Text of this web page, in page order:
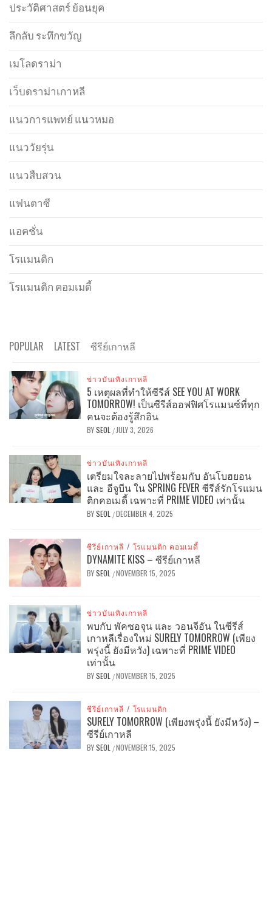
ประวัติศาสตร์ ย้อนยุค
ลึกลับ ระทึกขวัญ
เมโลดราม่า
เว็บดราม่าเกาหลี
แนวการแพทย์ แนวหมอ
แนววัยรุ่น
แนวสืบสวน
แฟนตาซี
แอคชั่น
โรแมนติก
โรแมนติก คอมเมดี้
POPULAR LATEST ซีรีย์เกาหลี
ข่าวบันเทิงเกาหลี
5 เหตุผลที่ทำให้ซีรีส์ SEE YOU AT WORK
TOMORROW! เป็นซีรีส์ออฟฟิศโรแมนซ์ที่ทุก
คนจะต้องรู้สึกอิน
BYSEOL / JULY 3, 2026
ข่าวบันเทิงเกาหลี
เตรียมใจละลายไปพร้อมกับ อันโบฮยอน
และ อีจูบีน ใน SPRING FEVER ซีรีส์รักโรแมน
ติกคอเมดี้ เฉพาะที่ PRIME VIDEO เท่านั้น
BYSEOL /DECEMBER 4, 2025
ซีรีย์เกาหลี / โรแมนติก คอมเมดี้
DYNAMITE KISS – ซีรีย์เกาหลี
BYSEOL /NOVEMBER 15, 2025
ข่าวบันเทิงเกาหลี
พบกับ พัคซอจุน และ วอนจีอัน ในซีรีส์
เกาหลีเรื่องใหม่ SURELY TOMORROW (เพียง
พรุ่งนี้ ยังมีหวัง) เฉพาะที่ PRIME VIDEO
เท่านั้น
BYSEOL /NOVEMBER 15, 2025
ซีรีย์เกาหลี / โรแมนติก
SURELY TOMORROW (เพียงพรุ่งนี้ ยังมีหวัง) –
ซีรีย์เกาหลี
BYSEOL /NOVEMBER 15, 2025